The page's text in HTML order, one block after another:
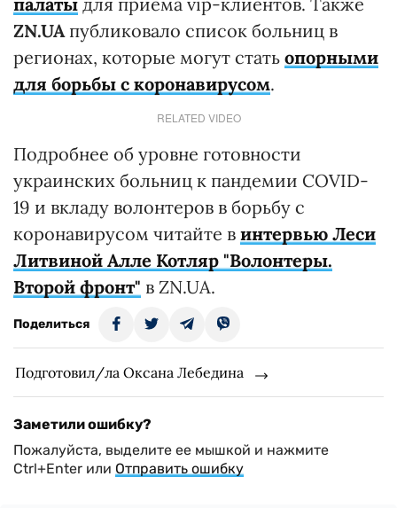
ZN.UAпубликовало список больниц в
регионах, которые могут стать опорными
для борьбы с коронавирусом.
RELATED VIDEO
Подробнее об уровне готовности
украинских больниц к пандемии COVID-
19 и вкладу волонтеров в борьбу с
коронавирусом читайте в интервью Леси
Литвиной Алле Котляр "Волонтеры.
Второй фронт" в ZN.UA.
Поделиться
Подготовил/ла Оксана Лебедина
Заметили ошибку?
Пожалуйста, выделите ее мышкой и нажмите
Ctrl+Enter или Отправить ошибку